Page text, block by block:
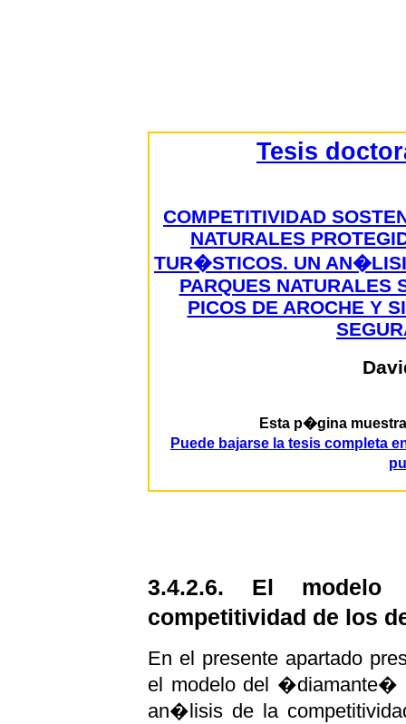
Tesis
COMPETITIVIDAD
NATURALES
TUR�STICOS. UN
PARQUES NATURALES
PICOS DE AROCHE Y
Esta p�gina
Puede bajarse la tesis completa
3.4.2.6. El
competitividad de los
En el presente apartado
el modelo del �diamante�
an�lisis de la